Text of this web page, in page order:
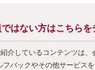
はない方はこちらを
介しているコンテンツは、
バックやその他サービスを